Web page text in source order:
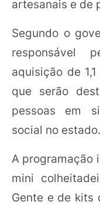
artesanais e de
Segundo o
responsável
aquisição de
que serão
pessoas em
social no estado.
A programação
mini
Gente e de kits